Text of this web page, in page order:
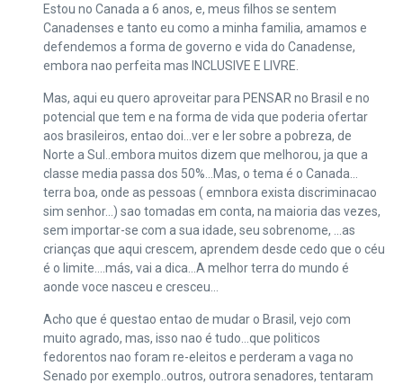
Estou no Canada a 6 anos, e, meus filhos se sentem
Canadenses e tanto eu como a minha familia, amamos e
defendemos a forma de governo e vida do Canadense,
embora nao perfeita mas INCLUSIVE E LIVRE.
Mas, aqui eu quero aproveitar para PENSAR no Brasil e no
potencial que tem e na forma de vida que poderia ofertar
aos brasileiros, entao doi…ver e ler sobre a pobreza, de
Norte a Sul..embora muitos dizem que melhorou, ja que a
classe media passa dos 50%…Mas, o tema é o Canada…
terra boa, onde as pessoas ( emnbora exista discriminacao
sim senhor…) sao tomadas em conta, na maioria das vezes,
sem importar-se com a sua idade, seu sobrenome, …as
crianças que aqui crescem, aprendem desde cedo que o céu
é o limite….más, vai a dica…A melhor terra do mundo é
aonde voce nasceu e cresceu…
Acho que é questao entao de mudar o Brasil, vejo com
muito agrado, mas, isso nao é tudo…que politicos
fedorentos nao foram re-eleitos e perderam a vaga no
Senado por exemplo..outros, outrora senadores, tentaram